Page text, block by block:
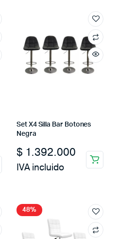
Set X4 Silla Bar Botones
Negra
$ 1.392.000
IVA incluido
48%